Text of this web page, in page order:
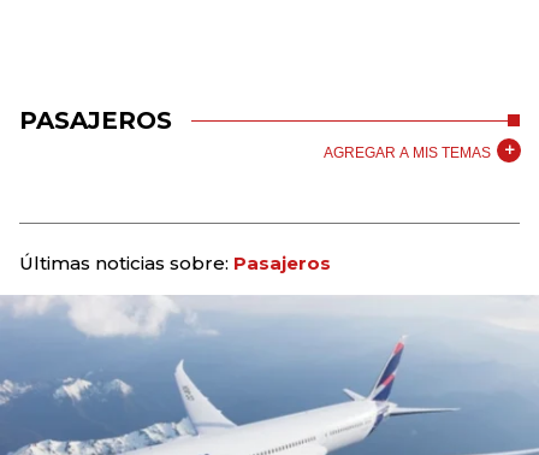
PASAJEROS
AGREGAR A MIS TEMAS
Últimas noticias sobre: Pasajeros